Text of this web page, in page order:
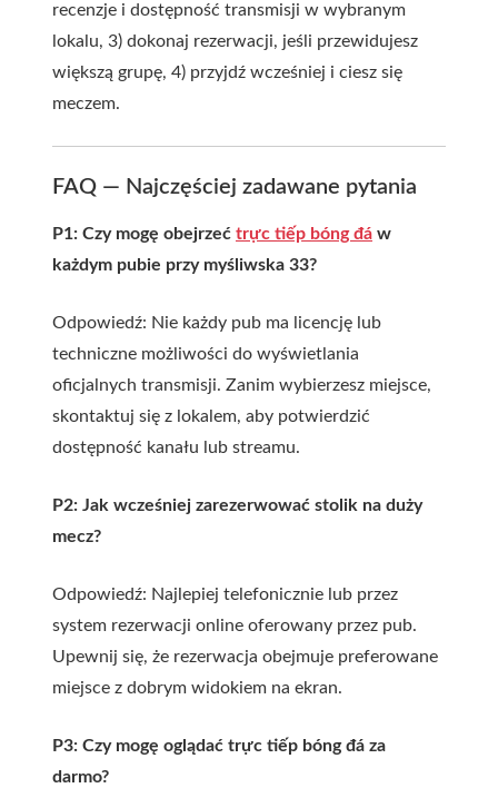
recenzje i dostępność transmisji w wybranym
lokalu, 3) dokonaj rezerwacji, jeśli przewidujesz
większą grupę, 4) przyjdź wcześniej i ciesz się
meczem.
FAQ — Najczęściej zadawane pytania
P1: Czy mogę obejrzeć trực tiếp bóng đá w
każdym pubie przy myśliwska 33?
Odpowiedź: Nie każdy pub ma licencję lub
techniczne możliwości do wyświetlania
oficjalnych transmisji. Zanim wybierzesz miejsce,
skontaktuj się z lokalem, aby potwierdzić
dostępność kanału lub streamu.
P2: Jak wcześniej zarezerwować stolik na duży
mecz?
Odpowiedź: Najlepiej telefonicznie lub przez
system rezerwacji online oferowany przez pub.
Upewnij się, że rezerwacja obejmuje preferowane
miejsce z dobrym widokiem na ekran.
P3: Czy mogę oglądać trực tiếp bóng đá za
darmo?